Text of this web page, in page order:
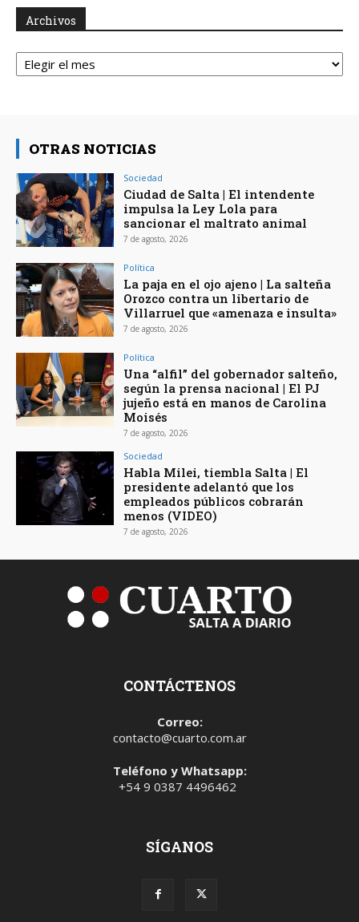
Archivos
Archivos
OTRAS NOTICIAS
Sociedad
Ciudad de Salta | El intendente
impulsa la Ley Lola para
sancionar el maltrato animal
7 de agosto, 2026
Política
La paja en el ojo ajeno | La salteña
Orozco contra un libertario de
Villarruel que «amenaza e insulta»
7 de agosto, 2026
Política
Una “alfil” del gobernador salteño,
según la prensa nacional | El PJ
jujeño está en manos de Carolina
Moisés
7 de agosto, 2026
Sociedad
Habla Milei, tiembla Salta | El
presidente adelantó que los
empleados públicos cobrarán
menos (VIDEO)
7 de agosto, 2026
CONTÁCTENOS
Correo:
contacto@cuarto.com.ar
Teléfono y Whatsapp:
+54 9 0387 4496462
SÍGANOS